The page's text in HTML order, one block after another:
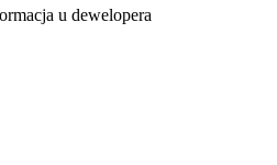
u dewelopera